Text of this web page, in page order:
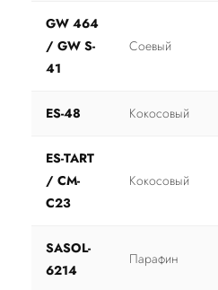
GW 464
/ GW S-
41
Соевый
ES-48 Кокосовый
ES-TART
/ CM-
C23
Кокосовый
SASOL-
6214
Парафин